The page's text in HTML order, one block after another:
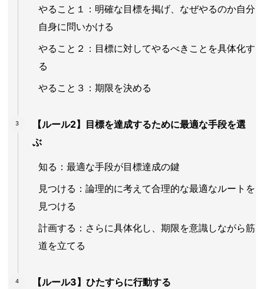
やること１：明確な目標を掲げ、なぜやるのか自分
自身に問いかける
やること２：目標に対してやるべきことを具体化す
る
やること３：期限を決める
【ルール2】目標を達成するために最適な手段を選
ぶ
知る：最適な手段が目標達成の鍵
見つける：論理的に考えて合理的な最適なルートを
見つける
計画する：さらに具体化し、期限を意識しながら筋
道を立てる
【ルール3】ひたすらに行動する